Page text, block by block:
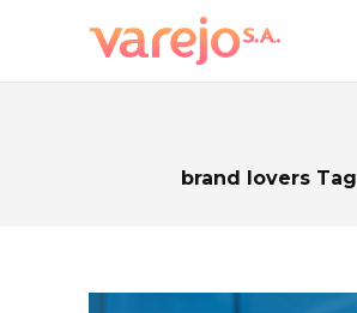
brand lovers Tag